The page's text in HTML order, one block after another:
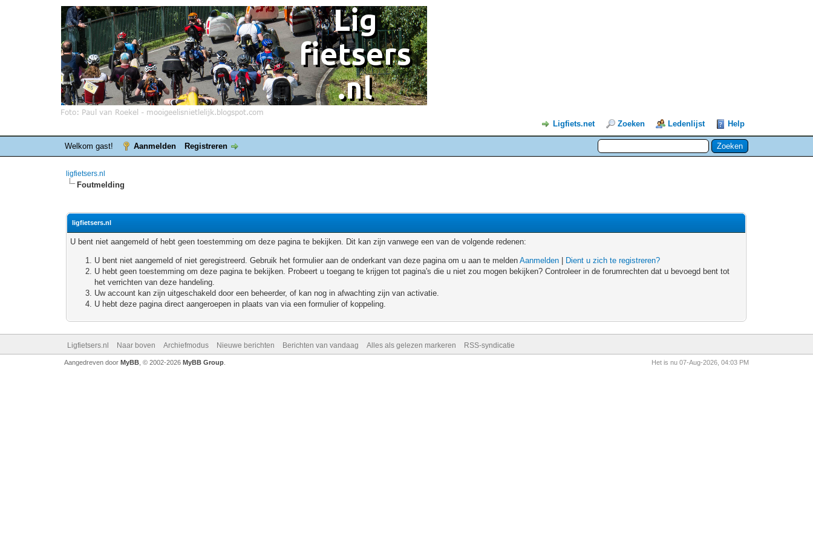
Ligfiets.net Zoeken Ledenlijst Help
Welkom gast! Aanmelden Registreren
ligfietsers.nl
Foutmelding
ligfietsers.nl
U bent niet aangemeld of hebt geen toestemming om deze pagina te bekijken. Dit kan zijn vanwege een van de volgende redenen:
U bent niet aangemeld of niet geregistreerd. Gebruik het formulier aan de onderkant van deze pagina om u aan te meldenAanmelden
Dient u zich te registreren?
U hebt geen toestemming om deze pagina te bekijken. Probeert u toegang te krijgen tot pagina's die u niet zou mogen bekijken? Controleer in de forumrechten dat u bevoegd bent tot
het verrichten van deze handeling.
Uw account kan zijn uitgeschakeld door een beheerder, of kan nog in afwachting zijn van activatie.
U hebt deze pagina direct aangeroepen in plaats van via een formulier of koppeling.
Ligfietsers.nl Naar boven Archiefmodus Nieuwe berichten Berichten van vandaag Alles als gelezen markeren RSS-syndicatie
Het is nu 07-Aug-2026, 04:03 PM
Aangedreven door MyBB, © 2002-2026 MyBB Group.